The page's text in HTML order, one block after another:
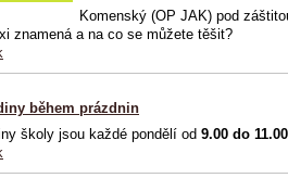
Komenský (OP JAK) pod
znamená a na co se můžete těšit?
během prázdnin
školy jsou každé pondělí od 9.00 do